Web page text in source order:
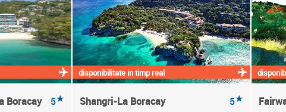
Boracay 5★
disponibilitate in timp real
Shangri-La Boracay 5★